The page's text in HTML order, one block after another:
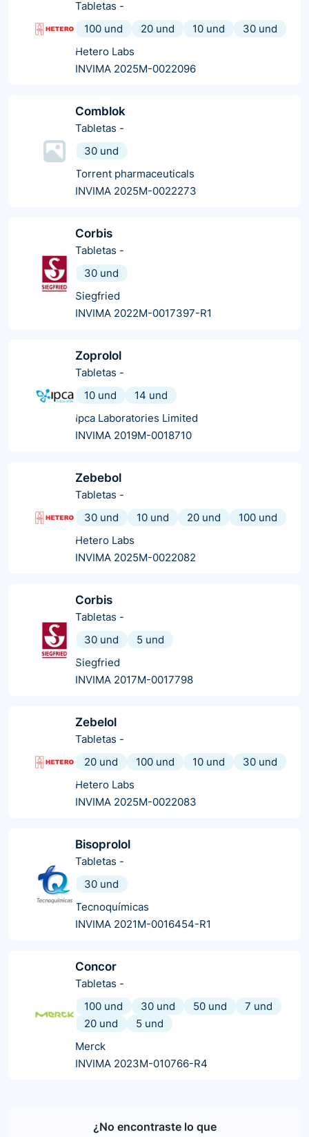
Tabletas -
100 und
20 und 10 und
30 und
Hetero Labs
INVIMA 2025M-0022096
Comblok
Tabletas -
30 und
Torrent pharmaceuticals
INVIMA 2025M-0022273
Corbis
Tabletas -
30 und
Siegfried
INVIMA 2022M-0017397-R1
Zoprolol
Tabletas -
10 und
14 und
Ipca Laboratories Limited
INVIMA 2019M-0018710
Zebebol
Tabletas -
30 und
10 und 20 und
100 und
Hetero Labs
INVIMA 2025M-0022082
Corbis
Tabletas -
30 und
5 und
Siegfried
INVIMA 2017M-0017798
Zebelol
Tabletas -
20 und
100 und 10 und
30 und
Hetero Labs
INVIMA 2025M-0022083
Bisoprolol
Tabletas -
30 und
Tecnoquímicas
INVIMA 2021M-0016454-R1
Concor
Tabletas -
100 und
30 und 50 und
7 und
20 und
5 und
Merck
INVIMA 2023M-010766-R4
¿No encontraste lo que